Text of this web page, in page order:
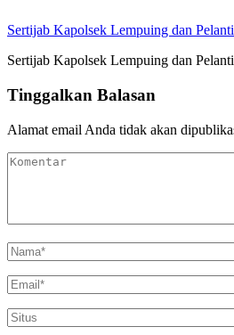
Sertijab Kapolsek Lempuing dan
Sertijab Kapolsek Lempuing dan
Tinggalkan Balasan
Alamat email Anda tidak akan